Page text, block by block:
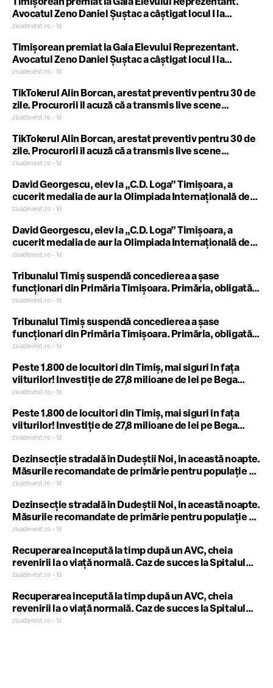
Timișorean premiat la Gala Elevului Reprezentant.
Avocatul Zeno Daniel Șuștac a câștigat locul I la
categoria „Părinte – agent al schimbării”
ziuadevest.ro • 1d
Timișorean premiat la Gala Elevului Reprezentant.
Avocatul Zeno Daniel Șuștac a câștigat locul I la
categoria „Părinte – agent al schimbării”
ziuadevest.ro • 1d
TikTokerul Alin Borcan, arestat preventiv pentru 30 de
zile. Procurorii îl acuză că a transmis live scene
obscene urmărite de mii de persoane
ziuadevest.ro • 1d
TikTokerul Alin Borcan, arestat preventiv pentru 30 de
zile. Procurorii îl acuză că a transmis live scene
obscene urmărite de mii de persoane
ziuadevest.ro • 1d
David Georgescu, elev la „C.D. Loga” Timișoara, a
cucerit medalia de aur la Olimpiada Internațională de
Inteligență Artificială
ziuadevest.ro • 1d
David Georgescu, elev la „C.D. Loga” Timișoara, a
cucerit medalia de aur la Olimpiada Internațională de
Inteligență Artificială
ziuadevest.ro • 1d
Tribunalul Timiș suspendă concedierea a șase
funcționari din Primăria Timișoara. Primăria, obligată
să plătească și cheltuieli de judecată
ziuadevest.ro • 1d
Tribunalul Timiș suspendă concedierea a șase
funcționari din Primăria Timișoara. Primăria, obligată
să plătească și cheltuieli de judecată
ziuadevest.ro • 1d
Peste 1.800 de locuitori din Timiș, mai siguri în fața
viiturilor! Investiție de 27,8 milioane de lei pe Bega
Superioară
ziuadevest.ro • 1d
Peste 1.800 de locuitori din Timiș, mai siguri în fața
viiturilor! Investiție de 27,8 milioane de lei pe Bega
Superioară
ziuadevest.ro • 1d
Dezinsecție stradală în Dudeștii Noi, în această noapte.
Măsurile recomandate de primărie pentru populație și
apicultori
ziuadevest.ro • 1d
Dezinsecție stradală în Dudeștii Noi, în această noapte.
Măsurile recomandate de primărie pentru populație și
apicultori
ziuadevest.ro • 1d
Recuperarea începută la timp după un AVC, cheia
revenirii la o viață normală. Caz de succes la Spitalul
Clinic Județean Timișoara
ziuadevest.ro • 1d
Recuperarea începută la timp după un AVC, cheia
revenirii la o viață normală. Caz de succes la Spitalul
Clinic Județean Timișoara
ziuadevest.ro • 1d